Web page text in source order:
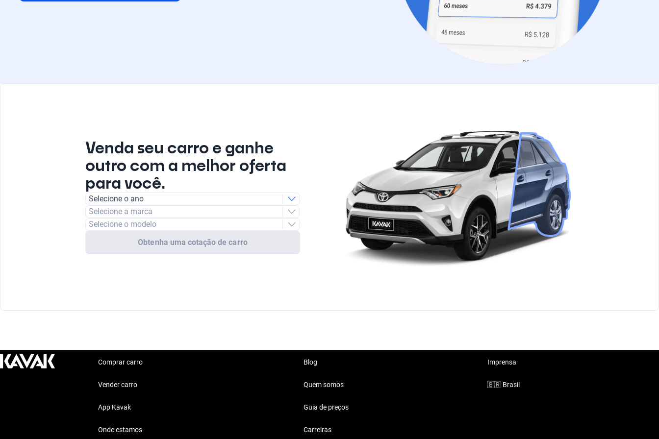
Venda seu carro e ganhe
outro com a melhor oferta
para você.
Selecione o ano
Selecione a marca
Selecione o modelo
Obtenha uma cotação de carro
Comprar carro
Vender carro
App Kavak
Onde estamos
Blog
Quem somos
Guia de preços
Carreiras
Imprensa
🇧🇷 Brasil